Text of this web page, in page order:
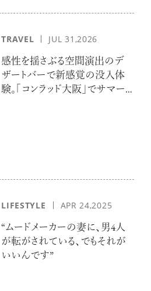
TRAVEL JUL 31,2026
感性を揺さぶる空間演出のデ
ザートバーで新感覚の没入体
験。「コンラッド大阪」でサマー
LIFESTYLE APR 24,2025
“ムードメーカーの妻に、男4人
が転がされている、でもそれが
いいんです”